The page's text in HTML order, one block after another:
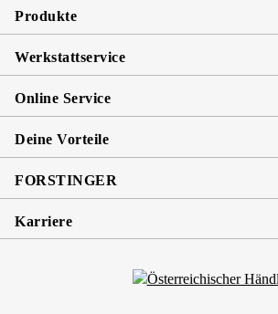
Produkte
Werkstattservice
Online Service
Deine Vorteile
FORSTINGER
Karriere